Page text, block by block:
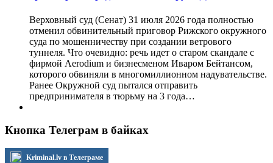
Верховный суд (Сенат) 31 июля 2026 года полностью
отменил обвинительный приговор Рижского окружного
суда по мошенничеству при создании ветрового
туннеля. Что очевидно: речь идет о старом скандале с
фирмой Aerodium и бизнесменом Иваром Бейтансом,
которого обвиняли в многомиллионном надувательстве.
Ранее Окружной суд пытался отправить
предпринимателя в тюрьму на 3 года…
Кнопка Телеграм в байках
Kriminal.lv в Телеграме